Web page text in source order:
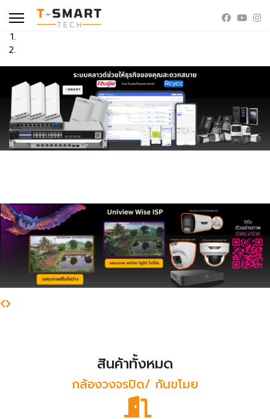
สินค้าทั้งหมด
กล้องวงจรปิด/ กันขโมย